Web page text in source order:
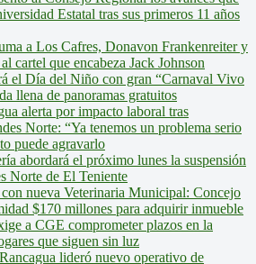
Estatal tras sus primeros 11 años
a Los Cafres, Donavon Frankenreiter y
cartel que encabeza Jack Johnson
el Día del Niño con gran “Carnaval Vivo
llena de panoramas gratuitos
alerta por impacto laboral tras
Norte: “Ya tenemos un problema serio
puede agravarlo
abordará el próximo lunes la suspensión
Norte de El Teniente
nueva Veterinaria Municipal: Concejo
$170 millones para adquirir inmueble
a CGE comprometer plazos en la
que siguen sin luz
lideró nuevo operativo de